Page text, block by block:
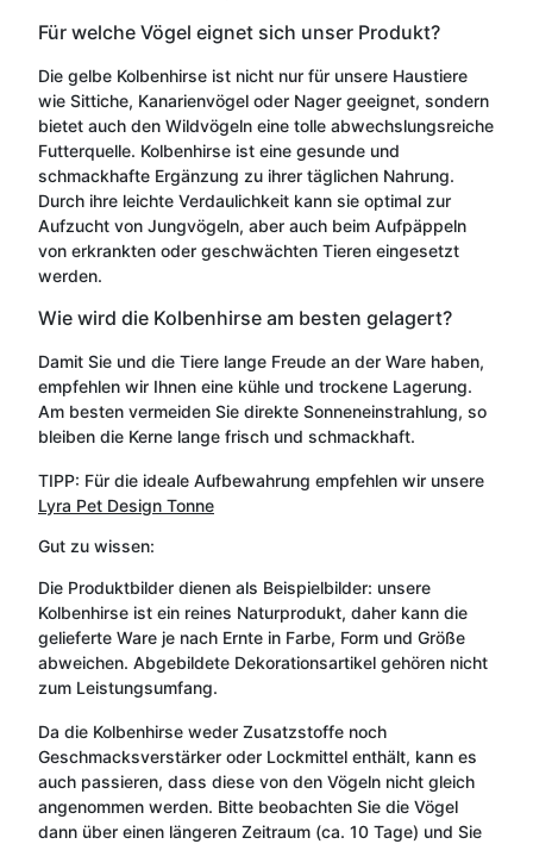
Für welche Vögel eignet sich unser Produkt?
Die gelbe Kolbenhirse ist nicht nur für unsere Haustiere
wie Sittiche, Kanarienvögel oder Nager geeignet, sondern
bietet auch den Wildvögeln eine tolle abwechslungsreiche
Futterquelle. Kolbenhirse ist eine gesunde und
schmackhafte Ergänzung zu ihrer täglichen Nahrung.
Durch ihre leichte Verdaulichkeit kann sie optimal zur
Aufzucht von Jungvögeln, aber auch beim Aufpäppeln
von erkrankten oder geschwächten Tieren eingesetzt
werden.
Wie wird die Kolbenhirse am besten gelagert?
Damit Sie und die Tiere lange Freude an der Ware haben,
empfehlen wir Ihnen eine kühle und trockene Lagerung.
Am besten vermeiden Sie direkte Sonneneinstrahlung, so
bleiben die Kerne lange frisch und schmackhaft.
TIPP: Für die ideale Aufbewahrung empfehlen wir unsere
Lyra Pet Design Tonne
Gut zu wissen:
Die Produktbilder dienen als Beispielbilder: unsere
Kolbenhirse ist ein reines Naturprodukt, daher kann die
gelieferte Ware je nach Ernte in Farbe, Form und Größe
abweichen. Abgebildete Dekorationsartikel gehören nicht
zum Leistungsumfang.
Da die Kolbenhirse weder Zusatzstoffe noch
Geschmacksverstärker oder Lockmittel enthält, kann es
auch passieren, dass diese von den Vögeln nicht gleich
angenommen werden. Bitte beobachten Sie die Vögel
dann über einen längeren Zeitraum (ca. 10 Tage) und Sie